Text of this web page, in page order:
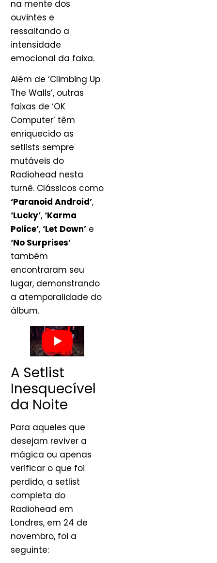
na mente dos
ouvintes e
ressaltando a
intensidade
emocional da faixa.
Além de ‘Climbing Up
The Walls’, outras
faixas de ‘OK
Computer’ têm
enriquecido as
setlists sempre
mutáveis do
Radiohead nesta
turnê. Clássicos como
‘Paranoid Android’,
‘Lucky’, ‘Karma
Police’, ‘Let Down’ e
‘No Surprises’
também
encontraram seu
lugar, demonstrando
a atemporalidade do
álbum.
A Setlist
Inesquecível
da Noite
Para aqueles que
desejam reviver a
mágica ou apenas
verificar o que foi
perdido, a setlist
completa do
Radiohead em
Londres, em 24 de
novembro, foi a
seguinte: